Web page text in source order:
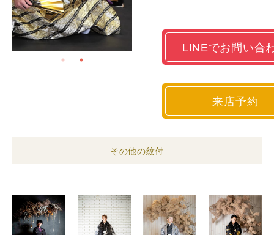
LINEでお問い合
来店予約
その他の紋付